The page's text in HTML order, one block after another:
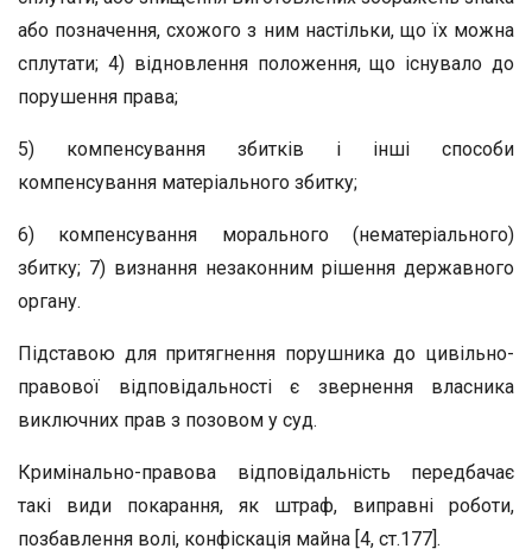
або позначення, схожого з ним настільки, що їх можна
сплутати; 4) відновлення положення, що існувало до
порушення права;
5) компенсування збитків і інші способи
компенсування матеріального збитку;
6) компенсування морального (нематеріального)
збитку; 7) визнання незаконним рішення державного
органу.
Підставою для притягнення порушника до цивільно-
правової відповідальності є звернення власника
виключних прав з позовом у суд.
Кримінально-правова відповідальність передбачає
такі види покарання, як штраф, виправні роботи,
позбавлення волі, конфіскація майна [4, ст.177].